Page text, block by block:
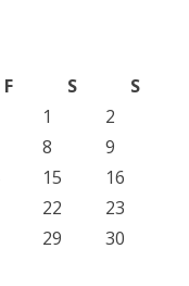
F S
S
1
2
8
9
15
16
22
23
29
30